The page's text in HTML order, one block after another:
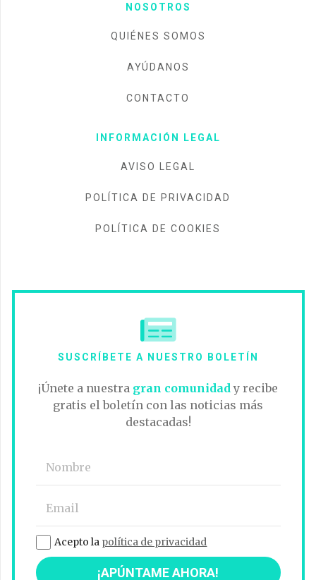
NOSOTROS
QUIÉNES SOMOS
AYÚDANOS
CONTACTO
INFORMACIÓN LEGAL
AVISO LEGAL
POLÍTICA DE PRIVACIDAD
POLÍTICA DE COOKIES
SUSCRÍBETE A NUESTRO BOLETÍN
¡Únete a nuestra gran comunidad y recibe
gratis el boletín con las noticias más
destacadas!
Acepto la política de privacidad